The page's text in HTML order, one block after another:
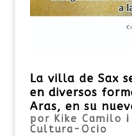
La villa de Sax
en diversos
Aras, en su
por Kike Camilo i
Cultura-Ocio